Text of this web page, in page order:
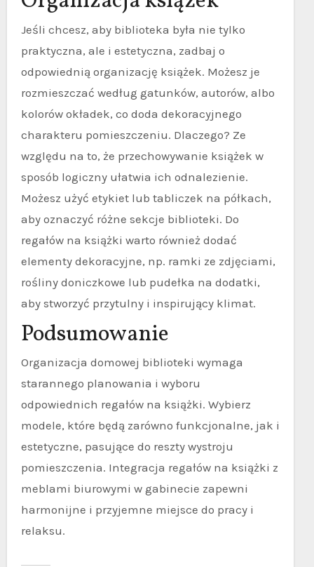
Jeśli chcesz, aby biblioteka była nie tylko
praktyczna, ale i estetyczna, zadbaj o
odpowiednią organizację książek. Możesz je
rozmieszczać według gatunków, autorów, albo
kolorów okładek, co doda dekoracyjnego
charakteru pomieszczeniu. Dlaczego? Ze
względu na to, że przechowywanie książek w
sposób logiczny ułatwia ich odnalezienie.
Możesz użyć etykiet lub tabliczek na półkach,
aby oznaczyć różne sekcje biblioteki. Do
regałów na książki warto również dodać
elementy dekoracyjne, np. ramki ze zdjęciami,
rośliny doniczkowe lub pudełka na dodatki,
aby stworzyć przytulny i inspirujący klimat.
Podsumowanie
Organizacja domowej biblioteki wymaga
starannego planowania i wyboru
odpowiednich regałów na książki. Wybierz
modele, które będą zarówno funkcjonalne, jak i
estetyczne, pasujące do reszty wystroju
pomieszczenia. Integracja regałów na książki z
meblami biurowymi w gabinecie zapewni
harmonijne i przyjemne miejsce do pracy i
relaksu.